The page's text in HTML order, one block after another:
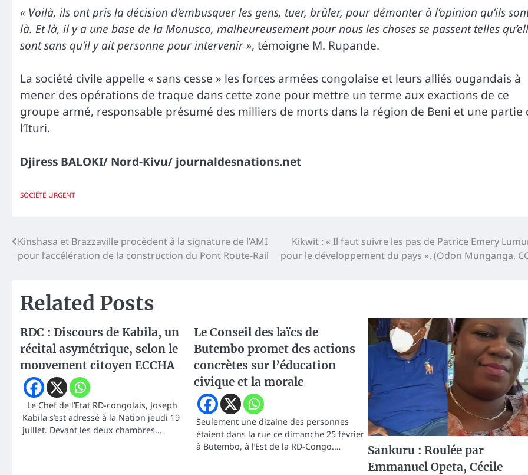
« Voilà, ils ont pris la décision d’embusquer les gens, tuer, brûler, pour démonter à l’opinion qu’ils
là. Et là, il y a une base de la Monusco, malheureusement pour nous les choses se passent telles
sont sans qu’il y ait personne pour intervenir », témoigne M. Rupande.
La société civile appelle « sans cesse » les forces armées congolaise et leurs alliés ougandais à
mener des opérations de traque dans cette zone pour mettre un terme aux exactions de ce
groupe armé, responsable présumé des milliers de morts dans la région de Beni et une partie
l’Ituri.
Djiress BALOKI/ Nord-Kivu/ journaldesnations.net
SOCIÉTÉ URGENT
Navigation
de
Kinshasa et Brazzaville procèdent à la signature de l’AMI
pour l’accélération de la construction du Pont Route-Rail
Kikwit : « Il faut suivre les pas de Patrice Emery
pour le développement du pays », (Odon Munganga,
Related Posts
RDC : Discours de Kabila, un
récital asymétrique, selon le
mouvement citoyen ECCHA
Le Chef de l’Etat RD-congolais, Joseph
Kabila s’est adressé à la Nation jeudi 19
juillet. Devant les deux chambres…
Le Conseil des laïcs de
Butembo promet des actions
concrètes sur l’éducation
civique et la morale
Seulement une dizaine des personnes
étaient dans la rue ce dimanche 25 février
à Butembo, à l’Est de la RD-Congo.…
Sankuru : Roulée par
Emmanuel Opeta, Cécile